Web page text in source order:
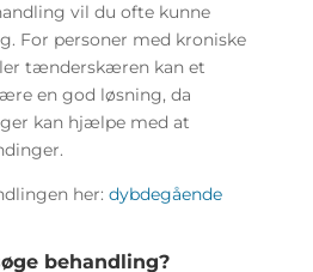
vil du ofte kunne
For personer med kroniske
tænderskæren kan et
en god løsning, da
kan hjælpe med at
her: dybdegående
behandling?